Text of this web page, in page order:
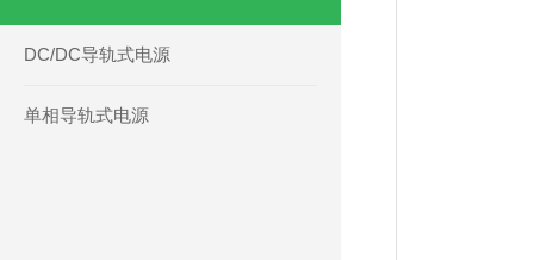
DC/DC导轨式电源
单相导轨式电源